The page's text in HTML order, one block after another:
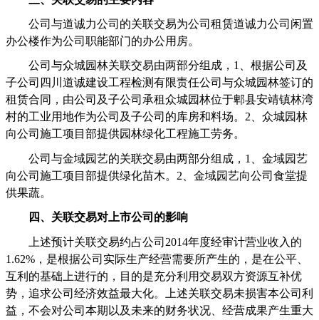
公司与道诚力公司的关联交易为公司租赁道诚力公司闲置
办公楼作为公司职能部门的办公用房。
公司与众城园林关联交易由两部分组成， 1、根据公司及
子公司四川道诚建设工程检测有限责任公司与众城园林签订的
租赁合同，由公司及子公司承租众城园林位于郫县安靖镇林湾
村的工业用地作为公司及子公司的库房和料场。 2、众城园林
向公司施工项目部提供园林绿化工程施工劳务。
公司与金域园艺的关联交易由两部分组成， 1
、金域园艺
向公司施工项目部提供绿化苗木。 2 、金域园艺向公司食堂提
供果蔬。
四、关联交易对上市公司的影响
上述预计关联交易约占公司 2014年度经审计营业收入的
1.62% ，是根据公司实际生产经营需要所产生的，是在公平、
互利的基础上进行的，目的是充分利用交易双方资源互补优
势，追求公司经济效益最大化。上述关联交易未损害本公司利
益，不会对公司本期以及未来的财务状况、经营成果产生重大